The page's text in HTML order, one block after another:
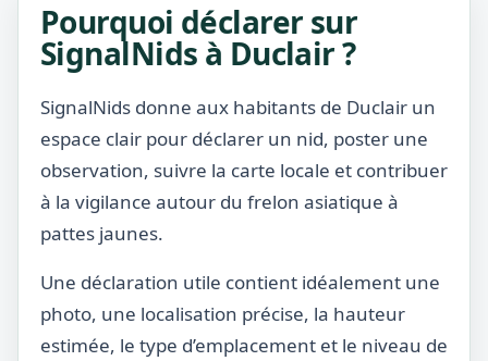
Pourquoi déclarer sur
SignalNids à Duclair ?
SignalNids donne aux habitants de Duclair un
espace clair pour déclarer un nid, poster une
observation, suivre la carte locale et contribuer
à la vigilance autour du frelon asiatique à
pattes jaunes.
Une déclaration utile contient idéalement une
photo, une localisation précise, la hauteur
estimée, le type d’emplacement et le niveau de